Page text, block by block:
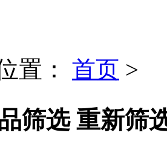
置： 首页 >
筛选 重新筛